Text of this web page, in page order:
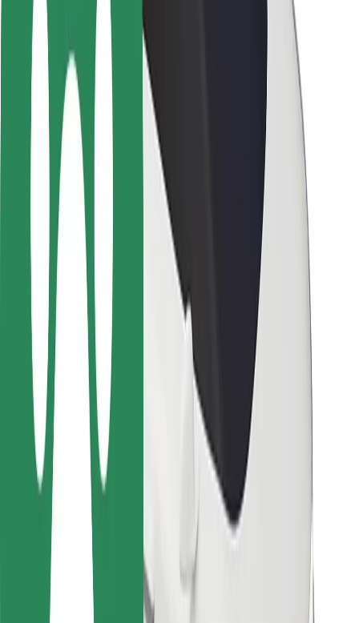
Ασφάλεια επιβάτη
Ασφάλεια οδηγών
Ασφάλεια σκούτερ
Εργαστήριο ασφάλειας
Πόλεις
Τοποθεσίες
Λύσεις για την πόλη
Αεροδρόμια
Bolt Αποβάθρες Φόρτισης
Υποστήριξη
Για επιβάτες
Για τους οδηγούς
Για μεταφορείς
Bolt Food
Για ιδιοκτήτες στόλου οχημάτων
Για εστιατόρια
Bolt for Business
Προμηθευτές
Όροι & Προϋποθέσεις